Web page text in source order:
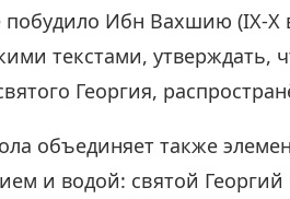
побудило Ибн Вахшию (IX-X
текстами, утверждать,
Георгия,
объединяет также
и водой: святой